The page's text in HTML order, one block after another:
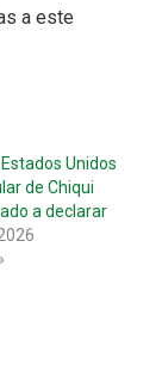
a este
Unidos
de Chiqui
a declarar